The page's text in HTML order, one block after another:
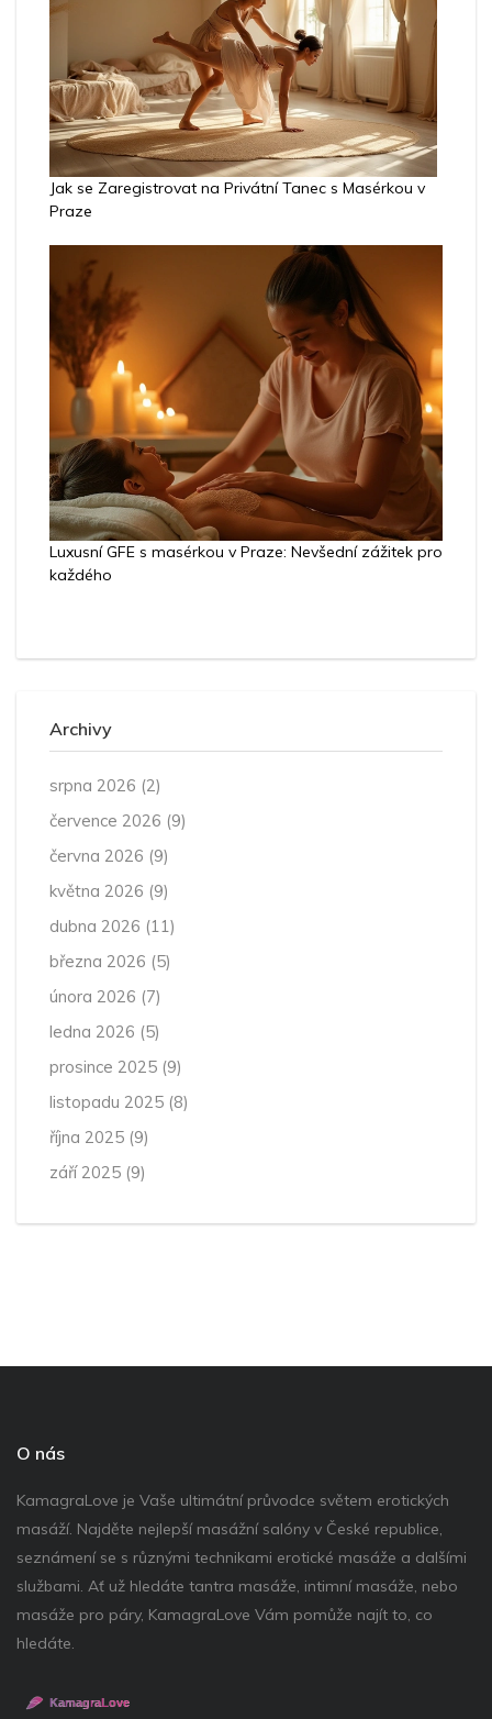
Jak se Zaregistrovat na Privátní Tanec s Masérkou v
Praze
Luxusní GFE s masérkou v Praze: Nevšední zážitek pro
každého
Archivy
srpna 2026 (2)
července 2026 (9)
června 2026 (9)
května 2026 (9)
dubna 2026 (11)
března 2026 (5)
února 2026 (7)
ledna 2026 (5)
prosince 2025 (9)
listopadu 2025 (8)
října 2025 (9)
září 2025 (9)
O nás
KamagraLove je Vaše ultimátní průvodce světem erotických
masáží. Najděte nejlepší masážní salóny v České republice,
seznámení se s různými technikami erotické masáže a dalšími
službami. Ať už hledáte tantra masáže, intimní masáže, nebo
masáže pro páry, KamagraLove Vám pomůže najít to, co
hledáte.